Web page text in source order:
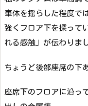
車体を揺らした程度で
強くフロア下を探って
れる感触」が伝わりま
ちょうど後部座席の下
座席下のフロアに沿っ